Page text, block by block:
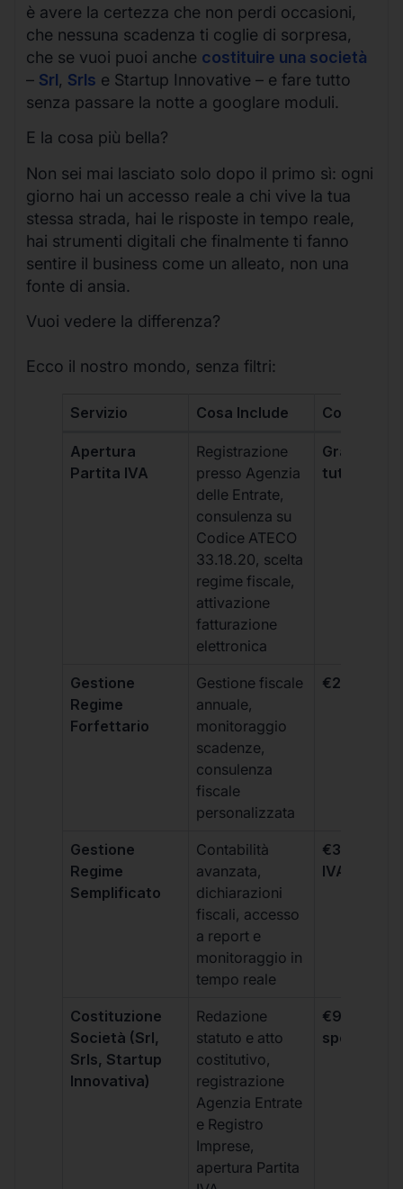
è avere la certezza che non perdi occasioni,
che nessuna scadenza ti coglie di sorpresa,
che se vuoi puoi anche costituire una società
– Srl, Srls e Startup Innovative – e fare tutto
senza passare la notte a googlare moduli.
E la cosa più bella?
Non sei mai lasciato solo dopo il primo sì: ogni
giorno hai un accesso reale a chi vive la tua
stessa strada, hai le risposte in tempo reale,
hai strumenti digitali che finalmente ti fanno
sentire il business come un alleato, non una
fonte di ansia.
Vuoi vedere la differenza?
Ecco il nostro mondo, senza filtri:
Servizio Cosa Include Costo
Apertura
Partita IVA
Registrazione
presso Agenzia
delle Entrate,
consulenza su
Codice ATECO
33.18.20, scelta
regime fiscale,
attivazione
fatturazione
elettronica
Gratis,
tutti i piani
Gestione
Regime
Forfettario
Gestione fiscale
annuale,
monitoraggio
scadenze,
consulenza
fiscale
personalizzata
€264 +
Gestione
Regime
Semplificato
Contabilità
avanzata,
dichiarazioni
fiscali, accesso
a report e
monitoraggio in
tempo reale
€333 +
IVA/
Costituzione
Società (Srl,
Srls, Startup
Innovativa)
Redazione
statuto e atto
costitutivo,
registrazione
Agenzia Entrate
e Registro
Imprese,
apertura Partita
€99 + IVA
spese